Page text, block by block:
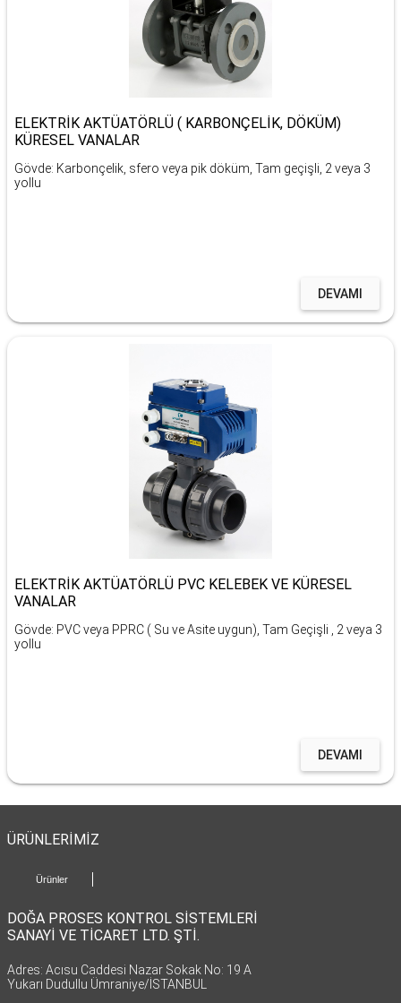
ELEKTRİK AKTÜATÖRLÜ ( KARBONÇELİK, DÖKÜM)
KÜRESEL VANALAR
Gövde: Karbonçelik, sfero veya pik döküm, Tam geçişli, 2 veya 3
yollu
DEVAMI
ELEKTRİK AKTÜATÖRLÜ PVC KELEBEK VE KÜRESEL
VANALAR
Gövde: PVC veya PPRC ( Su ve Asite uygun), Tam Geçişli , 2 veya 3
yollu
DEVAMI
ÜRÜNLERİMİZ
Ürünler
DOĞA PROSES KONTROL SİSTEMLERİ
SANAYİ VE TİCARET LTD. ŞTİ.
Adres: Acısu Caddesi Nazar Sokak No: 19 A
Yukarı Dudullu Ümraniye/İSTANBUL